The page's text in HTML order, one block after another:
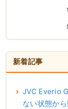
新着記事
JVC Everio
ない状態か